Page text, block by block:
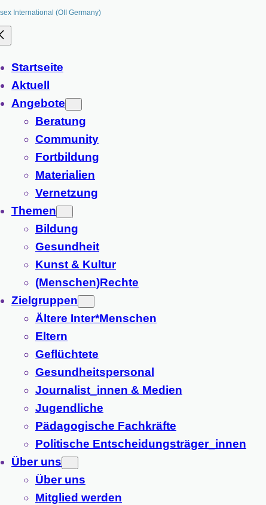
International (OII Germany)
Startseite
Aktuell
Angebote
Beratung
Community
Fortbildung
Materialien
Vernetzung
Themen
Bildung
Gesundheit
Kunst & Kultur
(Menschen)Rechte
Zielgruppen
Ältere Inter*Menschen
Eltern
Geflüchtete
Gesundheitspersonal
Journalist_innen & Medien
Jugendliche
Pädagogische Fachkräfte
Politische Entscheidungsträger_innen
Über uns
Über uns
Mitglied werden